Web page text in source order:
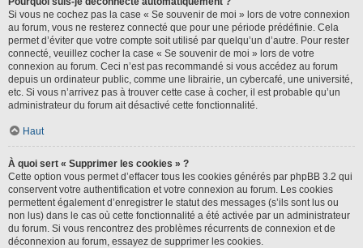
Si vous ne cochez pas la case « Se souvenir de moi » lors de votre connexion
au forum, vous ne resterez connecté que pour une période prédéfinie. Cela
permet d’éviter que votre compte soit utilisé par quelqu’un d’autre. Pour rester
connecté, veuillez cocher la case « Se souvenir de moi » lors de votre
connexion au forum. Ceci n’est pas recommandé si vous accédez au forum
depuis un ordinateur public, comme une librairie, un cybercafé, une université,
etc. Si vous n’arrivez pas à trouver cette case à cocher, il est probable qu’un
administrateur du forum ait désactivé cette fonctionnalité.
Haut
À quoi sert « Supprimer les cookies » ?
Cette option vous permet d’effacer tous les cookies générés par phpBB 3.2 qui
conservent votre authentification et votre connexion au forum. Les cookies
permettent également d’enregistrer le statut des messages (s’ils sont lus ou
non lus) dans le cas où cette fonctionnalité a été activée par un administrateur
du forum. Si vous rencontrez des problèmes récurrents de connexion et de
déconnexion au forum, essayez de supprimer les cookies.